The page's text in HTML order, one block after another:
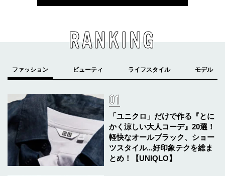
RANKING
「ユニクロ」だけで作る『とに
かく涼しい大人コーデ』20選！
軽快なオールブラック、ショー
ツスタイル...好印象テクを総ま
とめ！【UNIQLO】